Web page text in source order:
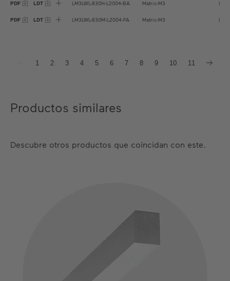
PDF LDT LM3LWL-830H-L2004-BA Matric-M3
PDF LDT LM3LWL-830M-L2004-FA Matric-M3
1 2 3 4 5 6 7 8 9 10 11
Productos similares
Descubre otros productos que coincidan con este.